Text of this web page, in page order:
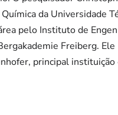
da Universidade
pelo Instituto de
Freiberg.
principal